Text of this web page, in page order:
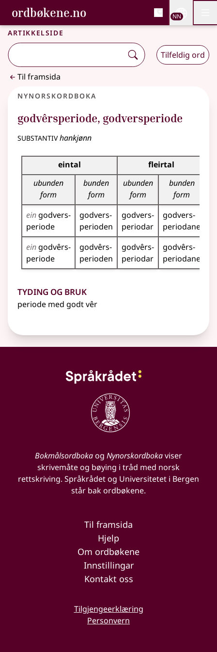
Gå til hovudinnhald
Tilgjenge
ordbøkene.no, Bokmålsordboka og
Bokmålsordboka og Nynorskordboka
NN
Artikkelside
Tilfeldig ord
Til framsida
Nynorskordboka
godvêrsperiode, godversperiode
substantivhankjønn
Bøyningstabell for dette substantivet
eintal
fleirtal
ubunden
form
bunden
form
ubunden
form
bunden
form
ein godvers­
periode
godvers­
perioden
godvers­
periodar
godvers­
periodane
ein godvêrs­
periode
godvêrs­
perioden
godvêrs­
periodar
godvêrs­
periodane
Tyding og bruk
periode med godt vêr
Bokmålsordbokaog Nynorskordbokaviser
skrivemåte og bøying i tråd med norsk
rettskriving. Språkrådet og Universitetet i Bergen
står bak ordbøkene.
Til framsida
Hjelp
Om ordbøkene
Innstillingar
Kontakt oss
Tilgjengeerklæring
Personvern